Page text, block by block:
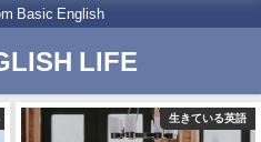
Basic English
LIFE
語 生きている